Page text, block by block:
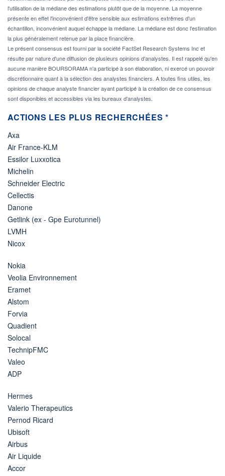
l'utilisation de la médiane des estimations plutôt que de la moyenne. La moyenne
présente en effet l'inconvénient d'être sensible aux estimations extrêmes d'un
échantillon, inconvénient auquel échappe la médiane. La médiane est donc l'estimation
la plus généralement retenue par la place financière.
Le présent consensus est fourni par la société FactSet Research Systems Inc et
résulte par nature d'une diffusion de plusieurs opinions d'analystes. Il est rappelé qu'en
aucune manière BOURSORAMA n'a participé à son élaboration, ni exercé un pouvoir
discrétionnaire quant à la sélection des analystes financiers. A toutes fins utiles, les
opinions de chaque analyste financier ayant participé à la création de ce consensus
sont disponibles et accessibles via les bureaux d'analystes.
ACTIONS LES PLUS RECHERCHÉES *
Axa
Air France-KLM
Essilor Luxxotica
Michelin
Schneider Electric
Cellectis
Danone
Getlink (ex - Gpe Eurotunnel)
LVMH
Nicox
Nokia
Veolia Environnement
Eramet
Alstom
Forvia
Quadient
Solocal
TechnipFMC
Valeo
ADP
Hermes
Valerio Therapeutics
Pernod Ricard
Ubisoft
Airbus
Air Liquide
Accor